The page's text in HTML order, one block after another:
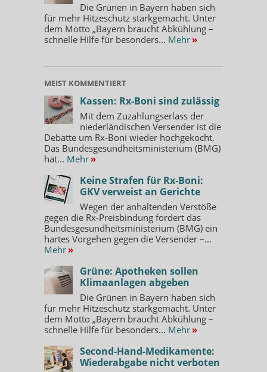
Die Grünen in Bayern haben sich
für mehr Hitzeschutz starkgemacht. Unter
dem Motto „Bayern braucht Abkühlung –
schnelle Hilfe für besonders... Mehr »
MEIST KOMMENTIERT
Kassen: Rx-Boni sind zulässig
Mit dem Zuzahlungserlass der
niederländischen Versender ist die
Debatte um Rx-Boni wieder hochgekocht.
Das Bundesgesundheitsministerium (BMG)
hat... Mehr »
Keine Strafen für Rx-Boni:
GKV verweist an Gerichte
Wegen der anhaltenden Verstöße
gegen die Rx-Preisbindung fordert das
Bundesgesundheitsministerium (BMG) ein
hartes Vorgehen gegen die Versender –...
Mehr »
Grüne: Apotheken sollen
Klimaanlagen abgeben
Die Grünen in Bayern haben sich
für mehr Hitzeschutz starkgemacht. Unter
dem Motto „Bayern braucht Abkühlung –
schnelle Hilfe für besonders... Mehr »
Second-Hand-Medikamente:
Wiederabgabe nicht verboten